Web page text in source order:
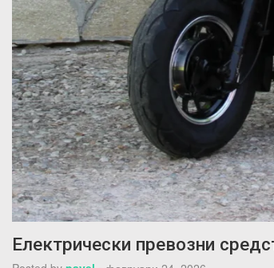
Електрически превозни